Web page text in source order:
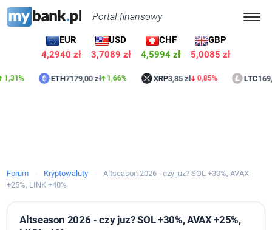
Portal finansowy
EUR
4,2940 zł
USD
3,7089 zł
CHF
4,5994 zł
GBP
5,0085 zł
ETH7179,00 zł 1,66% XRP3,85 zł 0,85% LTC169,93
Forum Kryptowaluty
Altseason 2026 - czy juz? SOL +30%, AVAX
+25%, LINK +40%
Altseason 2026 - czy juz? SOL +30%, AVAX +25%,